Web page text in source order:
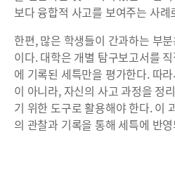
보다 융합적 사고를 보여주는 사례
한편, 많은 학생들이 간과하는 부
이다. 대학은 개별 탐구보고서를
에 기록된 세특만을 평가한다. 따
이 아니라, 자신의 사고 과정을 정
기 위한 도구로 활용해야 한다. 이
의 관찰과 기록을 통해 세특에 반